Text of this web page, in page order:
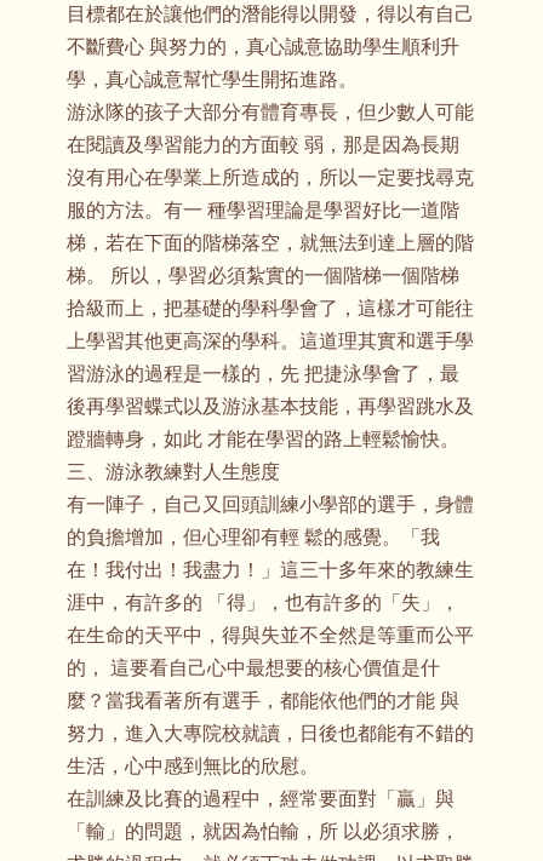
目標都在於讓他們的潛能得以開發，得以有自己
不斷費心 與努力的，真心誠意協助學生順利升
學，真心誠意幫忙學生開拓進路。
游泳隊的孩子大部分有體育專長，但少數人可能
在閱讀及學習能力的方面較 弱，那是因為長期
沒有用心在學業上所造成的，所以一定要找尋克
服的方法。有一 種學習理論是學習好比一道階
梯，若在下面的階梯落空，就無法到達上層的階
梯。 所以，學習必須紮實的一個階梯一個階梯
拾級而上，把基礎的學科學會了，這樣才可能往
上學習其他更高深的學科。這道理其實和選手學
習游泳的過程是一樣的，先 把捷泳學會了，最
後再學習蝶式以及游泳基本技能，再學習跳水及
蹬牆轉身，如此 才能在學習的路上輕鬆愉快。
三、游泳教練對人生態度
有一陣子，自己又回頭訓練小學部的選手，身體
的負擔增加，但心理卻有輕 鬆的感覺。「我
在！我付出！我盡力！」這三十多年來的教練生
涯中，有許多的 「得」，也有許多的「失」，
在生命的天平中，得與失並不全然是等重而公平
的， 這要看自己心中最想要的核心價值是什
麼？當我看著所有選手，都能依他們的才能 與
努力，進入大專院校就讀，日後也都能有不錯的
生活，心中感到無比的欣慰。
在訓練及比賽的過程中，經常要面對「贏」與
「輸」的問題，就因為怕輸，所 以必須求勝，